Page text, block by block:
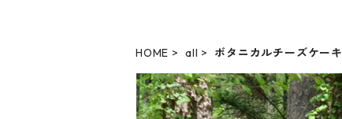
HOME all ボタニカルチーズケーキ